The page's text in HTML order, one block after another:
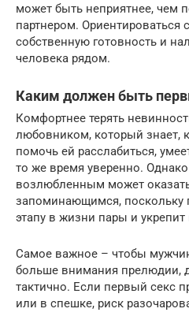
может быть неприятнее, чем
партнером. Ориентироваться
собственную готовность и
человека рядом.
Каким должен быть
Комфортнее терять
любовником, который знает,
помочь ей расслабиться,
то же время уверенно.
возлюбленным может
запоминающимся, поскольку
этапу в жизни пары и укрепит
Самое важное – чтобы
больше внимания прелюдии,
тактично. Если первый секс
или в спешке, риск